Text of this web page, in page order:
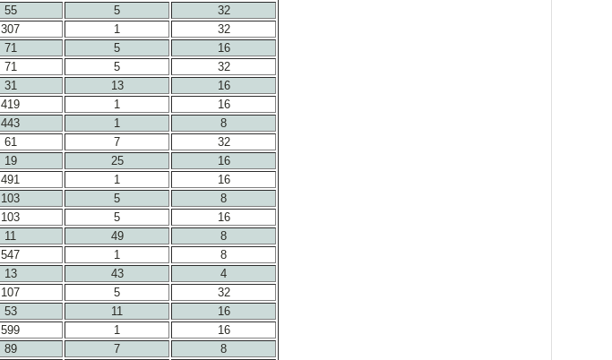
55 5
32
307 1
32
71 5
16
71 5
32
31 13
16
419 1
16
443 1
8
61 7
32
19 25
16
491 1
16
103 5
8
103 5
16
11 49
8
547 1
8
13 43
4
107 5
32
53 11
16
599 1
16
89 7
8